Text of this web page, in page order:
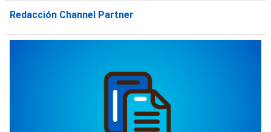
Redacción Channel Partner